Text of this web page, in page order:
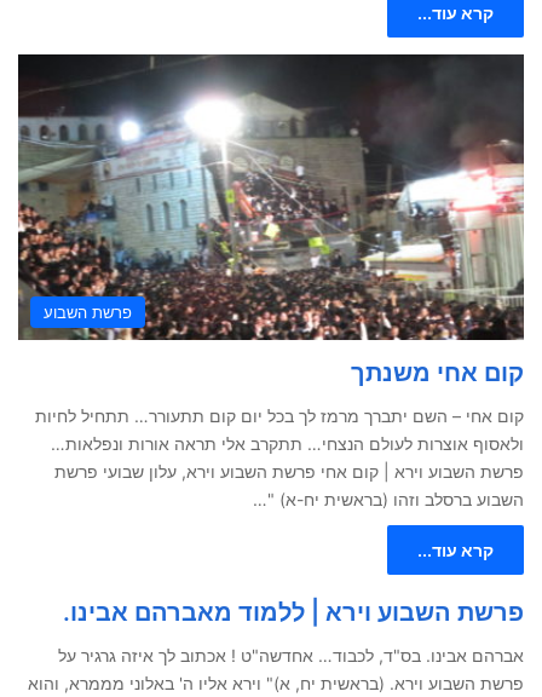
קרא עוד...
פרשת השבוע
קום אחי משנתך
קום אחי – השם יתברך מרמז לך בכל יום קום תתעורר… תתחיל לחיות
ולאסוף אוצרות לעולם הנצחי… תתקרב אלי תראה אורות ונפלאות…
פרשת השבוע וירא | קום אחי פרשת השבוע וירא, עלון שבועי פרשת
השבוע ברסלב וזהו (בראשית יח-א) "…
קרא עוד...
פרשת השבוע וירא | ללמוד מאברהם אבינו.
אברהם אבינו. בס"ד, לכבוד… אחדשה"ט ! אכתוב לך איזה גרגיר על
פרשת השבוע וירא. (בראשית יח, א)" וירא אליו ה' באלוני מממרא, והוא